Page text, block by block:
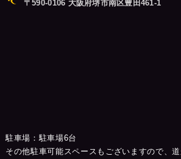
〒590-0106 大阪府堺市南区豊田461-1
駐車場：駐車場6台
その他駐車可能スペースもございますので、